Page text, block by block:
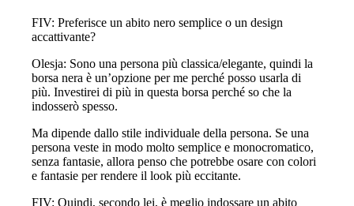
FIV: Preferisce un abito nero semplice o un design
accattivante?
Olesja: Sono una persona più classica/elegante, quindi la
borsa nera è un’opzione per me perché posso usarla di
più. Investirei di più in questa borsa perché so che la
indosserò spesso.
Ma dipende dallo stile individuale della persona. Se una
persona veste in modo molto semplice e monocromatico,
senza fantasie, allora penso che potrebbe osare con colori
e fantasie per rendere il look più eccitante.
FIV: Quindi, secondo lei, è meglio indossare un abito